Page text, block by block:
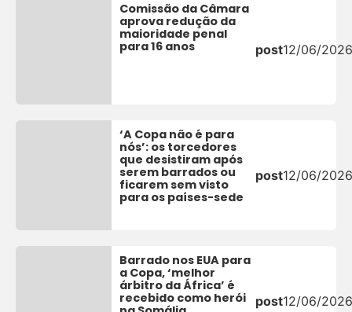
Comissão da Câmara
aprova redução da
maioridade penal
para 16 anos
post12/06/
‘A Copa não é para
nós’: os torcedores
que desistiram após
serem barrados ou
ficarem sem visto
para os países-sede
post12/06/
Barrado nos EUA para
a Copa, ‘melhor
árbitro da África’ é
recebido como herói
post12/06/